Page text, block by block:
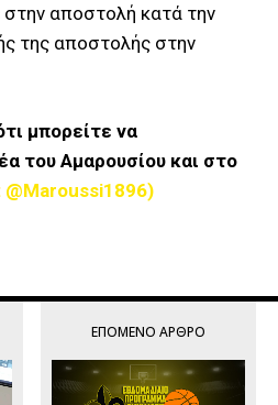
αποστολή κατά την
της αποστολής στην
μπορείτε να
του Αμαρουσίου και στο
ΕΠΌΜΕΝΟ ΆΡΘΡΟ